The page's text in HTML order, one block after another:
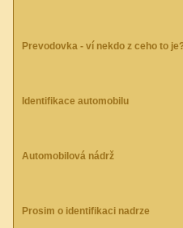
Prevodovka - ví nekdo z ceho to
Identifikace automobilu
Automobilová nádrž
Prosim o identifikaci nadrze